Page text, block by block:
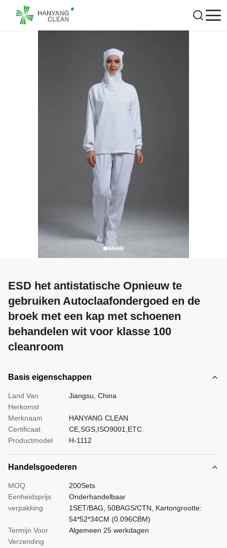
ESD het antistatische Opnieuw te
gebruiken Autoclaafondergoed en de
broek met een kap met schoenen
behandelen wit voor klasse 100
cleanroom
Basis eigenschappen
Land Van
Herkomst
Jiangsu, China
Merknaam
HANYANG CLEAN
Certificaat
CE,SGS,ISO9001,ETC.
Productmodel
H-1112
Handelsgoederen
MOQ
200Sets
Eenheidsprijs
Onderhandelbaar
verpakking
1SET/BAG, 50BAGS/CTN, Kartongrootte:
54*52*34CM (0.096CBM)
Termijn Voor
Verzending
Algemeen 25 werkdagen